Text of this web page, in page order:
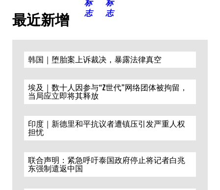
最近新增
韩国｜堕胎案上诉裁决，暴露法律真空
埃及｜数十人因参与“Z世代”网络团体被拘留，
当局应立即将其释放
印度｜新德里和平抗议者遭镇压引发严重人权
担忧
联合声明：紧急呼吁泰国政府停止将记者白兆
东强制遣返中国